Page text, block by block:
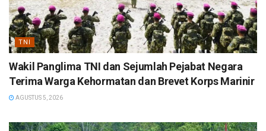
TNI
Wakil Panglima TNI dan Sejumlah Pejabat Negara
Terima Warga Kehormatan dan Brevet Korps Marinir
AGUSTUS 5, 2026